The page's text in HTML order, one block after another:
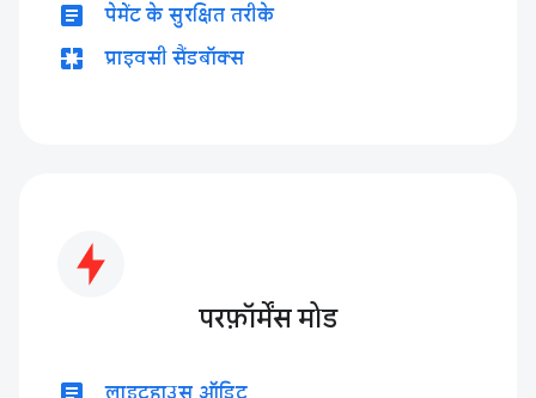
article पेमेंट के सुरक्षित तरीके
pages प्राइवसी सैंडबॉक्स
परफ़ॉर्मेंस मोड
लाइटहाउस ऑडिट